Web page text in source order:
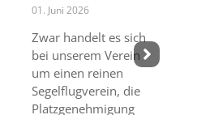
01. Juni 2026
Zwar handelt es sich
bei unserem Verein
um einen reinen
Segelflugverein, die
Platzgenehmigung